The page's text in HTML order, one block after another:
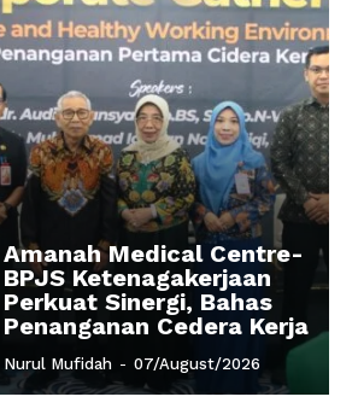
Amanah Medical Centre-
BPJS Ketenagakerjaan
Perkuat Sinergi, Bahas
Penanganan Cedera Kerja
Nurul Mufidah - 07/August/2026